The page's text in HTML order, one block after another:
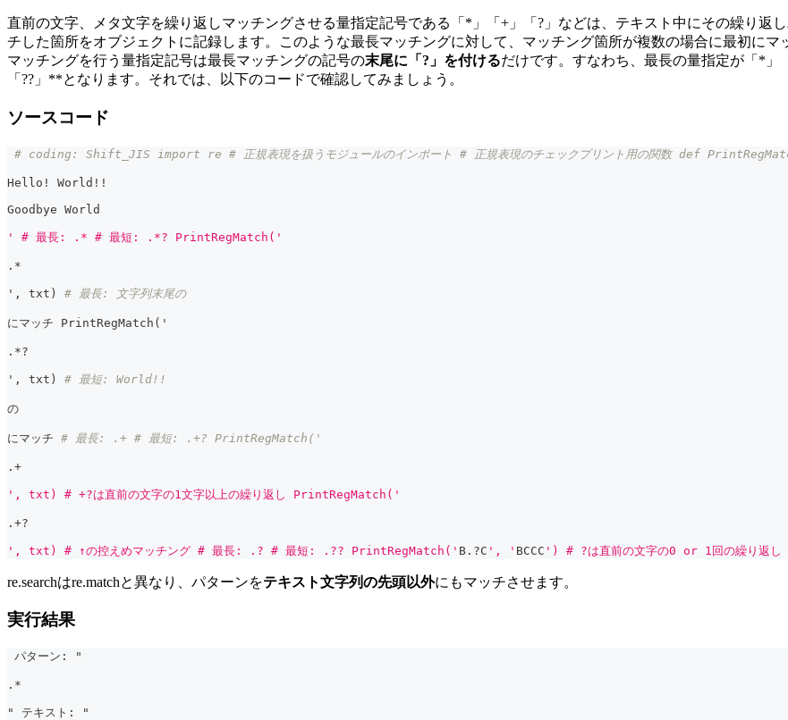
直前の文字、メタ文字を繰り返しマッチングさせる量指定記号である「*」「+」「?」などは、テキスト中にその繰り返
チした箇所をオブジェクトに記録します。このような最長マッチングに対して、マッチング箇所が複数の場合に最初に
マッチングを行う量指定記号は最長マッチングの記号の末尾に「?」を付けるだけです。すなわち、最長の量指定が「*」
「??」**となります。それでは、以下のコードで確認してみましょう。
ソースコード
# coding: Shift_JIS import re # 正規表現を扱うモジュールのインポート # 正規表現のチェックプリント用の関数 def
Hello! World!!
Goodbye World
' # 最長: .* # 最短: .*? PrintRegMatch('
. *
' , txt ) # 最長: 文字列末尾の
にマッチ PrintRegMatch ( '
. *?
' , txt ) # 最短: World!!
の
にマッチ # 最長: .+ # 最短: .+? PrintRegMatch('
. +
', txt) # +?は直前の文字の1文字以上の繰り返し PrintRegMatch('
. +?
', txt) # ↑の控えめマッチング # 最長: .? # 最短: .?? PrintRegMatch(' B . ?C ', ' BCCC ') # ?は直前の文字の0 or 1回の繰り返
re.searchはre.matchと異なり、パターンをテキスト文字列の先頭以外にもマッチさせます。
実行結果
パターン: "
.*
" テキスト: "